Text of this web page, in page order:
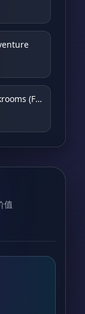
后室（录像带发现） The Backrooms (Found Footage)
值